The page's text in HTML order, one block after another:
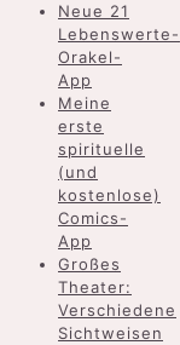
Neue 21
Lebenswerte-
Orakel-
App
Meine
erste
spirituelle
(und
kostenlose)
Comics-
App
Großes
Theater:
Verschiedene
Sichtweisen